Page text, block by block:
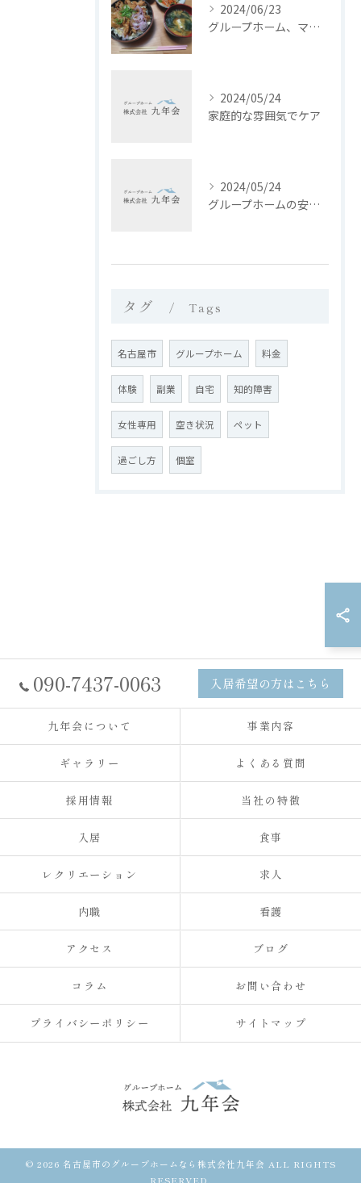
2024/06/23
グループホーム、マイホーム西日置では、皆さんに栄養バランスの...
2024/05/24
家庭的な雰囲気でケア
2024/05/24
グループホームの安心な生活環境と入居サポート
タグ Tags
名古屋市 グループホーム 料金
体験 副業 自宅 知的障害
女性専用 空き状況 ペット
過ごし方 個室
090-7437-0063 入居希望の方はこちら
九年会について 事業内容
ギャラリー よくある質問
採用情報 当社の特徴
入居 食事
レクリエーション 求人
内職 看護
アクセス ブログ
コラム お問い合わせ
プライバシーポリシー サイトマップ
© 2026 名古屋市のグループホームなら株式会社九年会 ALL RIGHTS
RESERVED.